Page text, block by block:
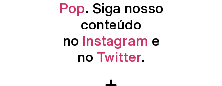
Pop. Siga nosso
conteúdo
no Instagram e
no Twitter.